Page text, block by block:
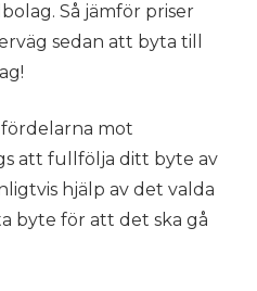
Så jämför priser
sedan att byta till
mot
att fullfölja ditt byte av
hjälp av det valda
byte för att det ska gå